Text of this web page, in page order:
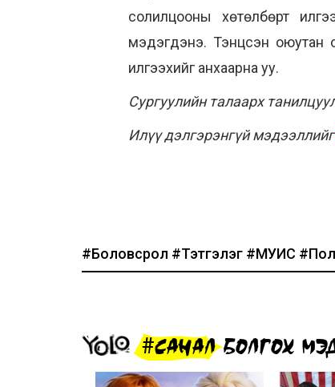
солилцооны хөтөлбөрт
мэдэгдэнэ. Тэнцсэн оюутан
илгээхийг анхаарна уу.
Сургуулийн талаарх
Илүү дэлгэрэнгүй мэдээллийг
#Боловсрол #Тэтгэлэг #МУИС
#САНАЛ БОЛГОХ